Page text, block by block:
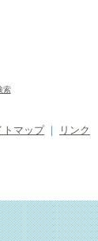
索
トマップ
リンク